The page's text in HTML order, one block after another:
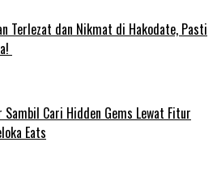
Terlezat dan Nikmat di Hakodate, Pasti
Sambil Cari Hidden Gems Lewat Fitur
Eats